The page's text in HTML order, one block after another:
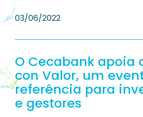
03/06/2022
O Cecabank apoia
con Valor, um
referência para
e gestores